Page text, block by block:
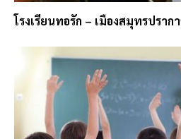
โรงเรียนทอรัก – เมืองสมุทรปราก